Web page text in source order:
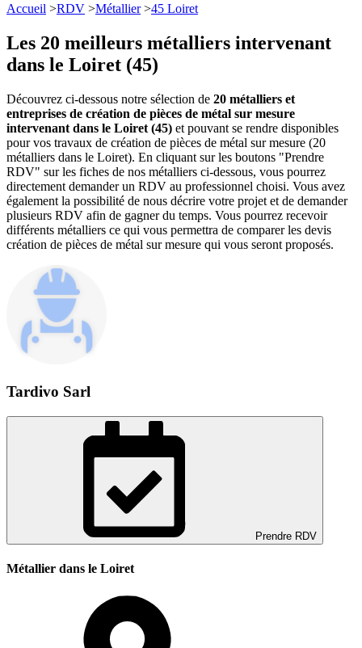
Accueil >RDV >Métallier>45 Loiret
Les 20 meilleurs métalliers intervenant
dans le Loiret (45)
Découvrez ci-dessous notre sélection de 20 métalliers et
entreprises de création de pièces de métal sur mesure
intervenant dans le Loiret (45) et pouvant se rendre disponibles
pour vos travaux de création de pièces de métal sur mesure (20
métalliers dans le Loiret). En cliquant sur les boutons "Prendre
RDV" sur les fiches de nos métalliers ci-dessous, vous pourrez
directement demander un RDV au professionnel choisi. Vous avez
également la possibilité de nous décrire votre projet et de demander
plusieurs RDV afin de gagner du temps. Vous pourrez recevoir
différents métalliers ce qui vous permettra de comparer les devis
création de pièces de métal sur mesure qui vous seront proposés.
Tardivo Sarl
Prendre RDV
Métallier dans le Loiret